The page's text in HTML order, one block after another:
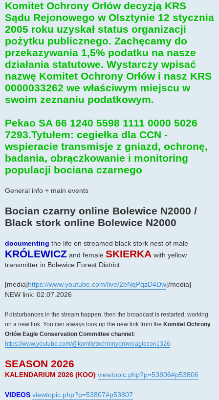
s
t
Komitet Ochrony Orłów decyzją KRS
Sądu Rejonowego w Olsztynie 12 stycznia
2005 roku uzyskał status organizacji
pożytku publicznego. Zachęcamy do
przekazywania 1,5% podatku na nasze
działania statutowe. Wystarczy wpisać
nazwę Komitet Ochrony Orłów i nasz KRS
0000033262 we właściwym miejscu w
swoim zeznaniu podatkowym.
Pekao SA 66 1240 5598 1111 0000 5026
7293.Tytułem: cegiełka dla CCN -
wspieracie transmisje z gniazd, ochronę,
badania, obrączkowanie i monitoring
populacji bociana czarnego
General info + main events
Bocian czarny online Bolewice N2000 /
Black stork online Bolewice N2000
documenting the life on streamed black stork nest of male
KRÓLEWICZ and female SKIERKA with yellow
transmitter in Bolewice Forest District
[media]https://www.youtube.com/live/2eNqPqzD4Dw[/media]
NEW link: 02.07.2026
If disturbances in the stream happen, then the broadcast is restarted, working
on a new link. You can always look up the new link from the Komitet Ochrony
Orłów Eagle Conservation Committee channel:
https://www.youtube.com/@komitetochronyoroweaglecon1326
SEASON 2026
KALENDARIUM 2026 (KOO) viewtopic.php?p=53806#p53806
VIDEOS viewtopic.php?p=53807#p53807